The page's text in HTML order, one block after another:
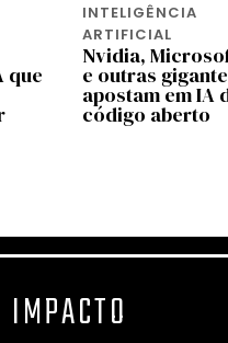
que
INTELIGÊNCIA
ARTIFICIAL
Nvidia,
e outras
apostam em IA
código aberto
IMPACTO